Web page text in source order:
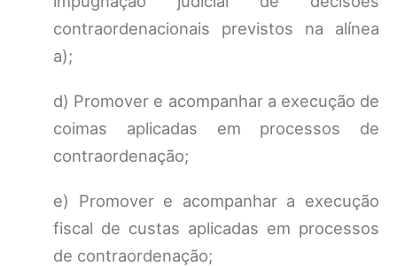
contraordenacionais previstos na alínea
a);
d) Promover e acompanhar a execução de
coimas aplicadas em processos de
contraordenação;
e) Promover e acompanhar a execução
fiscal de custas aplicadas em processos
de contraordenação;